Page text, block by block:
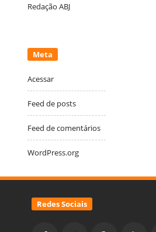
Redação ABJ
Meta
Acessar
Feed de posts
Feed de comentários
WordPress.org
Redes Sociais